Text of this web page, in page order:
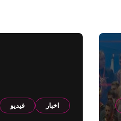
اخبار فيديو